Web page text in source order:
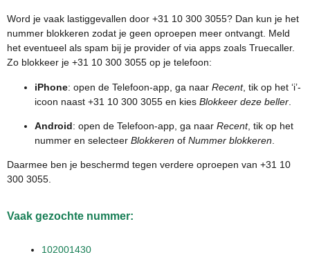
Word je vaak lastiggevallen door +31 10 300 3055? Dan kun je het
nummer blokkeren zodat je geen oproepen meer ontvangt. Meld
het eventueel als spam bij je provider of via apps zoals Truecaller.
Zo blokkeer je +31 10 300 3055 op je telefoon:
iPhone: open de Telefoon-app, ga naar Recent, tik op het ‘i’-
icoon naast +31 10 300 3055 en kies Blokkeer deze beller
Android: open de Telefoon-app, ga naar Recent, tik op het
nummer en selecteer Blokkeren of Nummer blokkeren
Daarmee ben je beschermd tegen verdere oproepen van +31 10
300 3055.
Vaak gezochte nummer:
102001430